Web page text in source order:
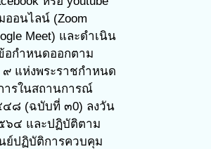
ออนไลน์ (Zoom
Meet) และดำเนิน
อกำหนดออกตาม
แห่งพระราชกำหนด
ารในสถานการณ์
๘ (ฉบับที่ ๓0) ลงวัน
๖๔ และปฏิบัติตาม
ย์ปฏิบัติการควบคุม